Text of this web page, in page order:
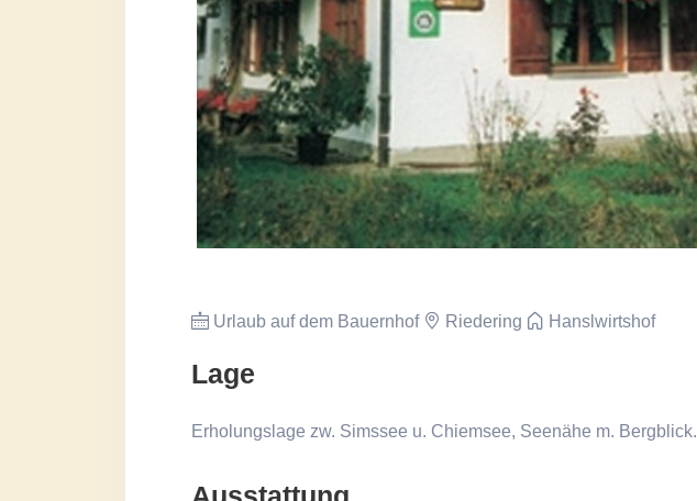
Urlaub auf dem Bauernhof Riedering Hanslwirtshof
Lage
Erholungslage zw. Simssee u. Chiemsee, Seenähe m. Bergblick.